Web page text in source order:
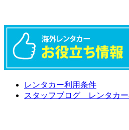
レンタカー利用条件
スタッフブログ レンタカ